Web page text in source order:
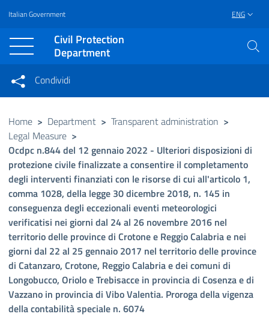
Vai al contenuto principale
Raggiungi il piè di pagina
Italian Government ENG
Civil Protection
Department
Condividi su Facebook
Condividi su Twitter
Condividi
Condividi sui social network
Home > Department > Transparent administration >
Legal Measure >
Ocdpc n.844 del 12 gennaio 2022 - Ulteriori disposizioni di
protezione civile finalizzate a consentire il completamento
degli interventi finanziati con le risorse di cui all'articolo 1,
comma 1028, della legge 30 dicembre 2018, n. 145 in
conseguenza degli eccezionali eventi meteorologici
verificatisi nei giorni dal 24 al 26 novembre 2016 nel
territorio delle province di Crotone e Reggio Calabria e nei
giorni dal 22 al 25 gennaio 2017 nel territorio delle province
di Catanzaro, Crotone, Reggio Calabria e dei comuni di
Longobucco, Oriolo e Trebisacce in provincia di Cosenza e di
Vazzano in provincia di Vibo Valentia. Proroga della vigenza
della contabilità speciale n. 6074